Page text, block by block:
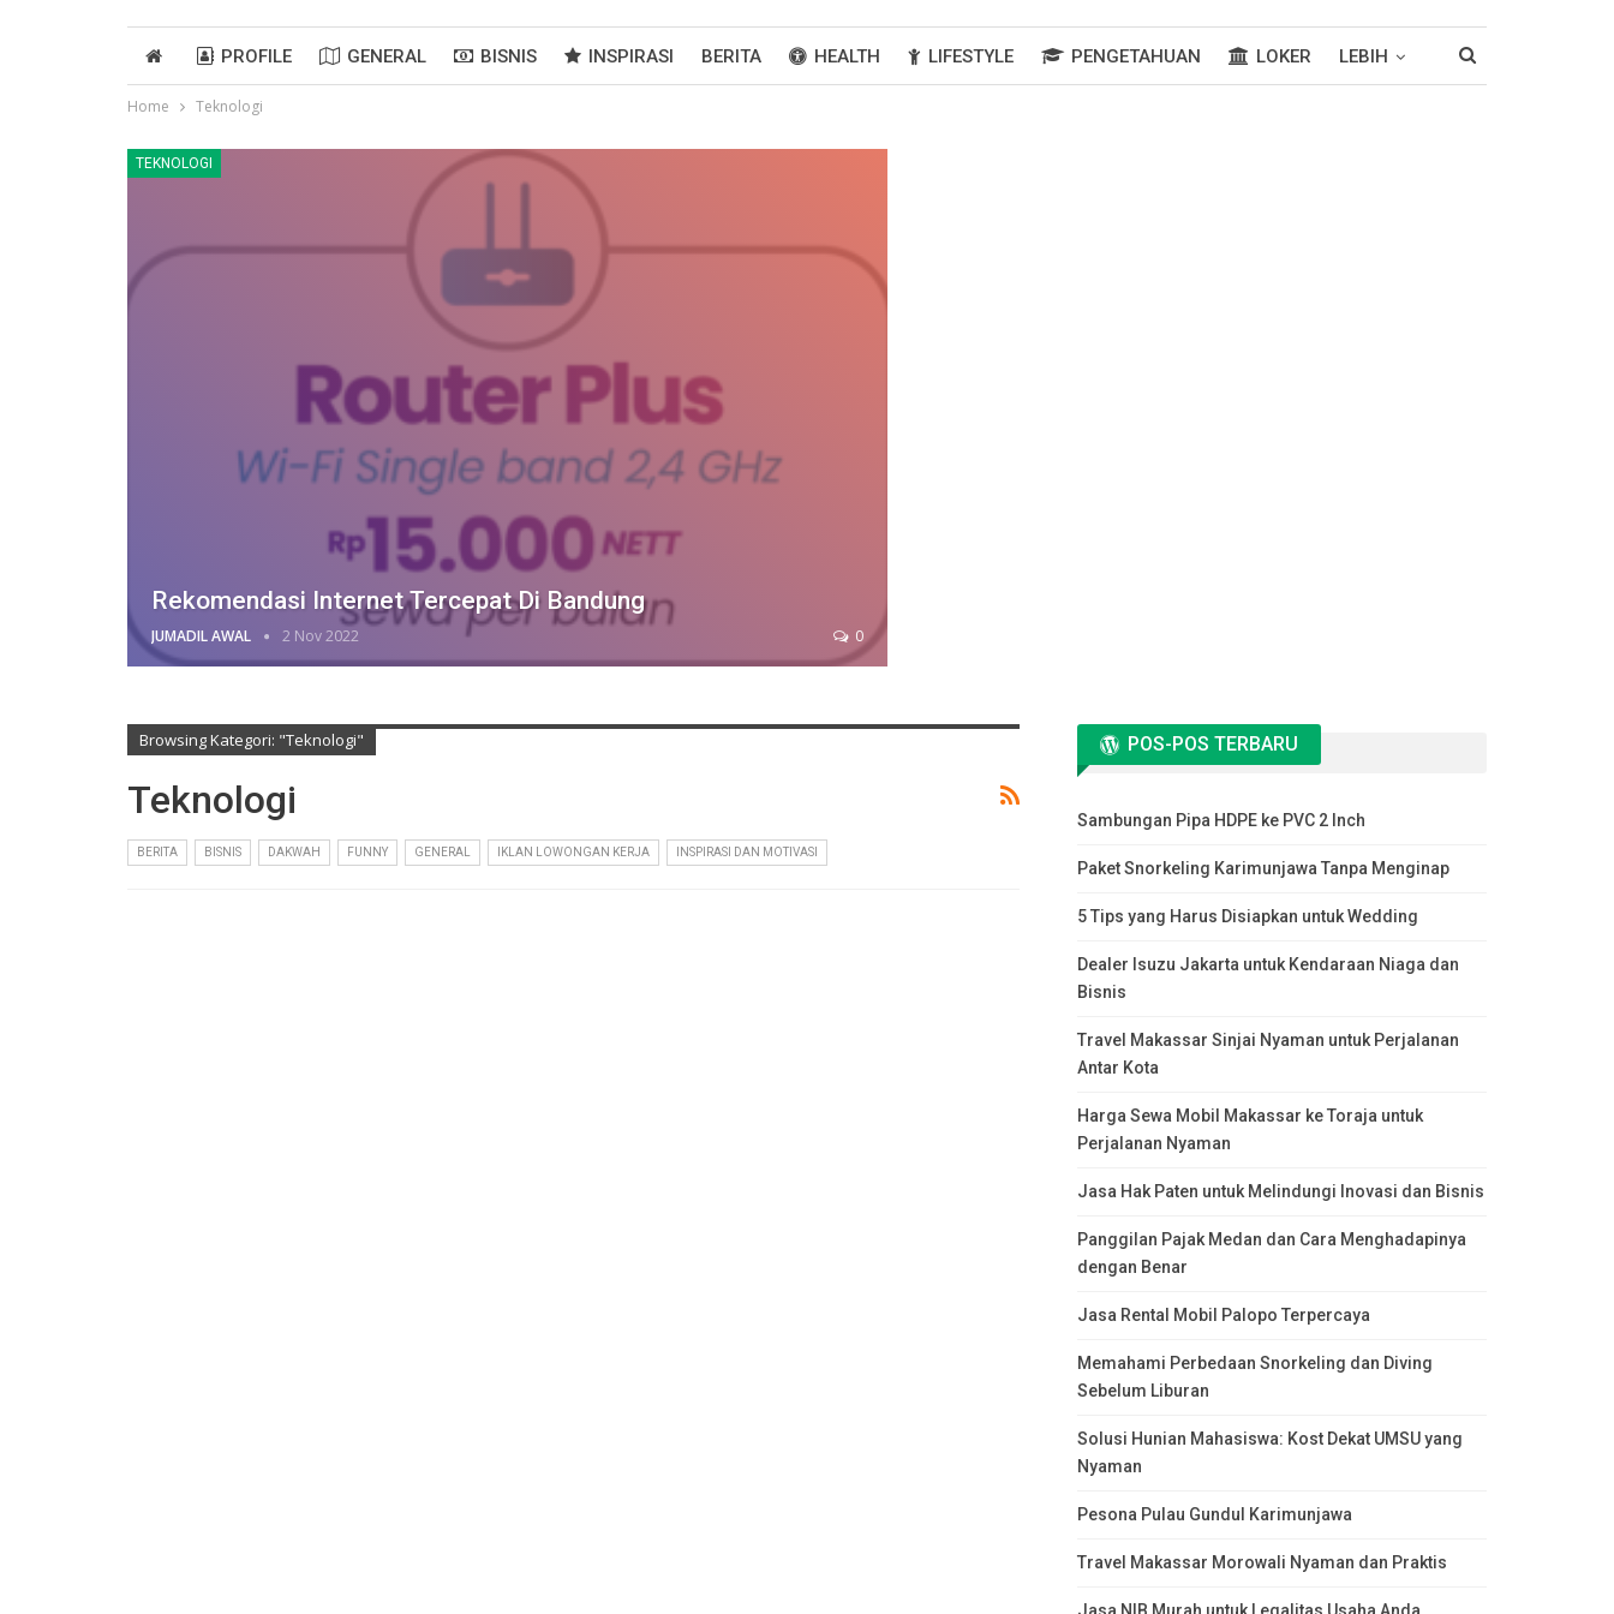
PROFILE GENERAL BISNIS INSPIRASI BERITA HEALTH LIFESTYLE PENGETAHUAN LOKER LEBIH
Home Teknologi
TEKNOLOGI
Rekomendasi Internet Tercepat Di Bandung
JUMADIL AWAL 2 Nov 2022 0
Browsing Kategori: "Teknologi"
Teknologi
BERITA BISNIS DAKWAH FUNNY GENERAL IKLAN LOWONGAN KERJA INSPIRASI DAN MOTIVASI
POS-POS TERBARU
Sambungan Pipa HDPE ke PVC 2 Inch
Paket Snorkeling Karimunjawa Tanpa Menginap
5 Tips yang Harus Disiapkan untuk Wedding
Dealer Isuzu Jakarta untuk Kendaraan Niaga dan
Bisnis
Travel Makassar Sinjai Nyaman untuk Perjalanan
Antar Kota
Harga Sewa Mobil Makassar ke Toraja untuk
Perjalanan Nyaman
Jasa Hak Paten untuk Melindungi Inovasi dan Bisnis
Panggilan Pajak Medan dan Cara Menghadapinya
dengan Benar
Jasa Rental Mobil Palopo Terpercaya
Memahami Perbedaan Snorkeling dan Diving
Sebelum Liburan
Solusi Hunian Mahasiswa: Kost Dekat UMSU yang
Nyaman
Pesona Pulau Gundul Karimunjawa
Travel Makassar Morowali Nyaman dan Praktis